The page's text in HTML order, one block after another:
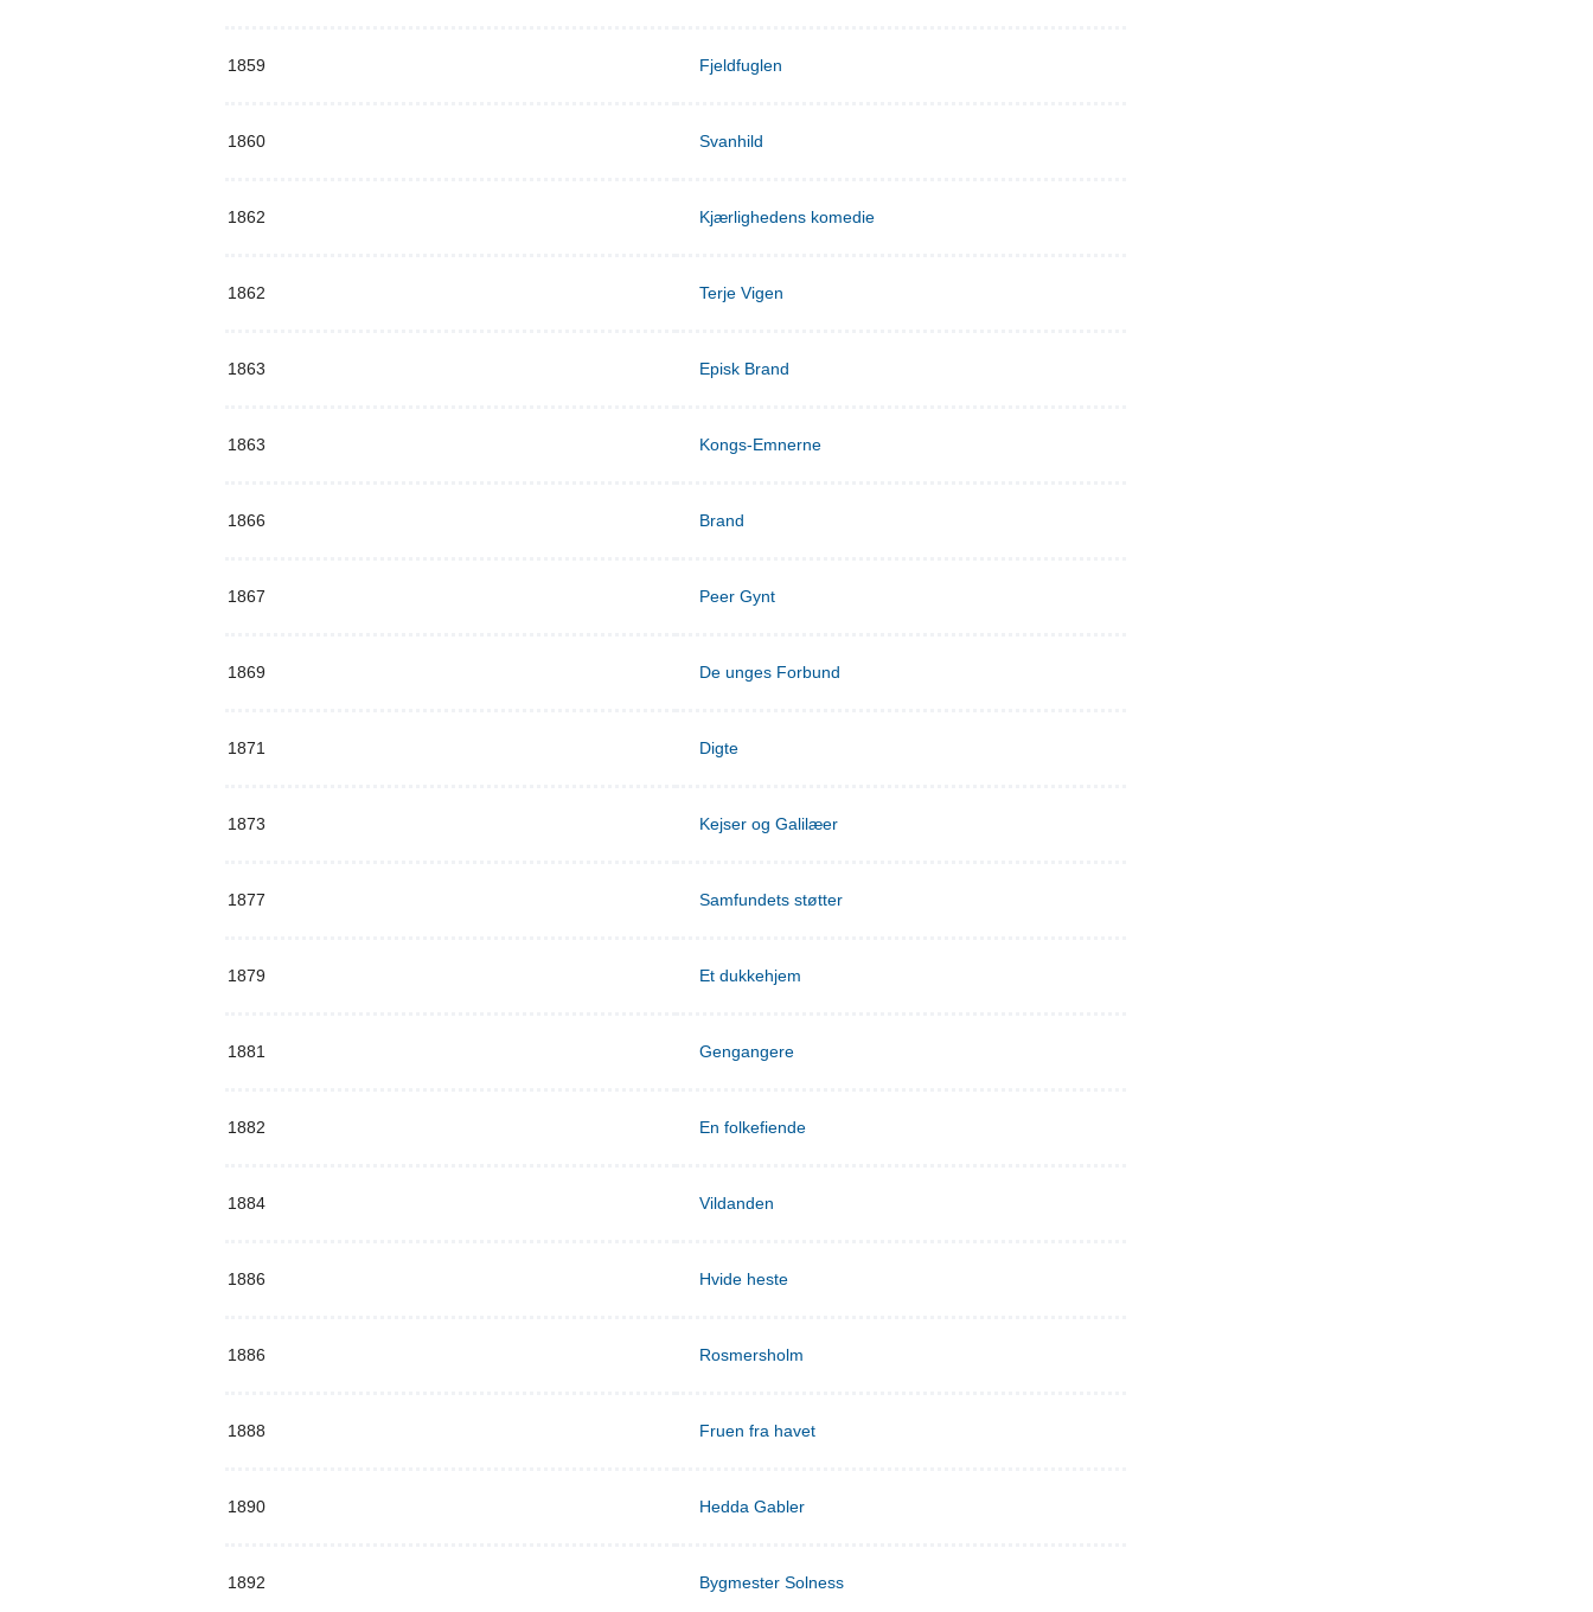
1859 Fjeldfuglen
1860 Svanhild
1862 Kjærlighedens komedie
1862 Terje Vigen
1863 Episk Brand
1863 Kongs-Emnerne
1866 Brand
1867 Peer Gynt
1869 De unges Forbund
1871 Digte
1873 Kejser og Galilæer
1877 Samfundets støtter
1879 Et dukkehjem
1881 Gengangere
1882 En folkefiende
1884 Vildanden
1886 Hvide heste
1886 Rosmersholm
1888 Fruen fra havet
1890 Hedda Gabler
1892 Bygmester Solness